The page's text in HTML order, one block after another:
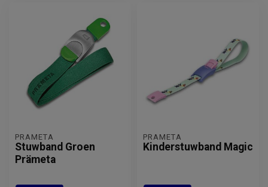
PRÄMETA
Stuwband Groen
Prämeta
PRÄMETA
Kinderstuwband Magic